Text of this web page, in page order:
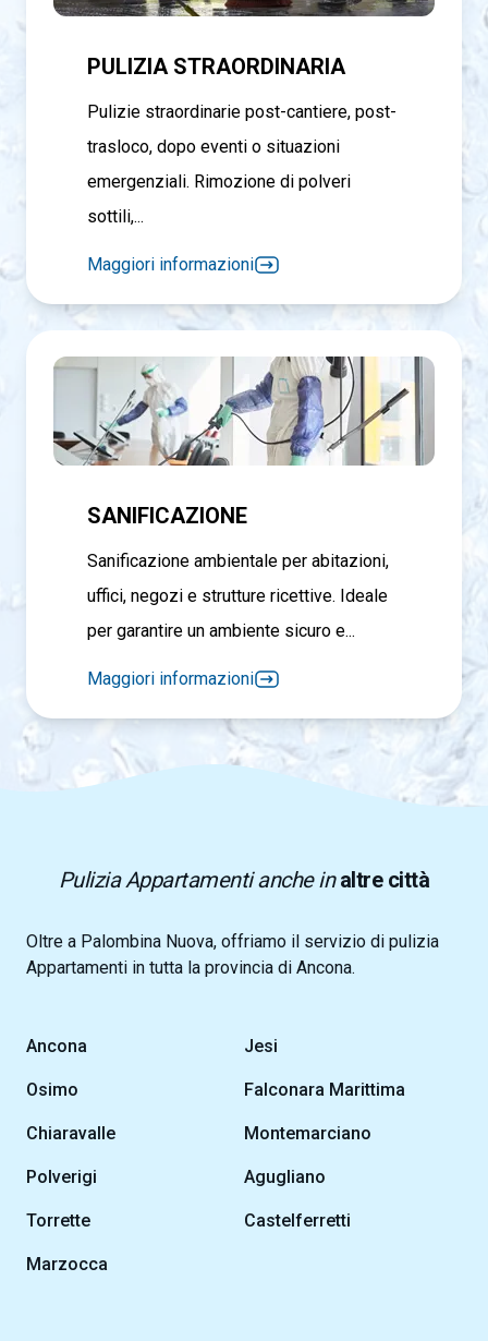
PULIZIA STRAORDINARIA
Pulizie straordinarie post-cantiere, post-
trasloco, dopo eventi o situazioni
emergenziali. Rimozione di polveri
sottili,...
Maggiori informazioni
SANIFICAZIONE
Sanificazione ambientale per abitazioni,
uffici, negozi e strutture ricettive. Ideale
per garantire un ambiente sicuro e...
Maggiori informazioni
Pulizia Appartamenti anche inaltre città
Oltre a Palombina Nuova, offriamo il servizio di pulizia
Appartamenti in tutta la provincia di Ancona.
Ancona Jesi
Osimo Falconara Marittima
Chiaravalle Montemarciano
Polverigi Agugliano
Torrette Castelferretti
Marzocca